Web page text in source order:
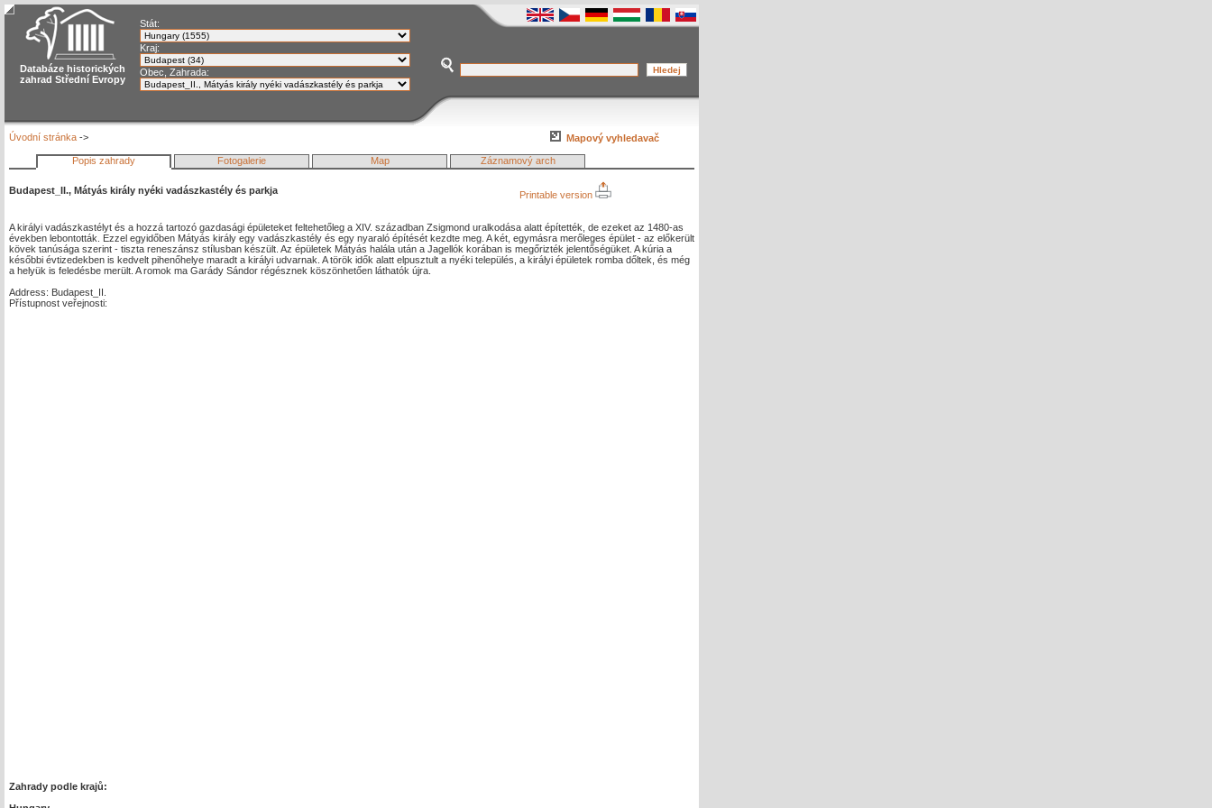
Databáze historických
zahrad Střední Evropy
Stát:
Kraj:
Obec, Zahrada:
Úvodní stránka -> Mapový vyhledavač
Popis zahrady Fotogalerie Map Záznamový arch
Budapest_II., Mátyás király nyéki vadászkastély és parkja Printable version
A királyi vadászkastélyt és a hozzá tartozó gazdasági épületeket feltehetőleg a XIV. században Zsigmond uralkodása alatt építették, de ezeket az 1480-as
években lebontották. Ezzel egyidőben Mátyás király egy vadászkastély és egy nyaraló építését kezdte meg. A két, egymásra merőleges épület - az előkerült
kövek tanúsága szerint - tiszta reneszánsz stílusban készült. Az épületek Mátyás halála után a Jagellók korában is megőrizték jelentőségüket. A kúria a
későbbi évtizedekben is kedvelt pihenőhelye maradt a királyi udvarnak. A török idők alatt elpusztult a nyéki település, a királyi épületek romba dőltek, és még
a helyük is feledésbe merült. A romok ma Garády Sándor régésznek köszönhetően láthatók újra.
Address: Budapest_II.
Přístupnost veřejnosti:
Zahrady podle krajů: